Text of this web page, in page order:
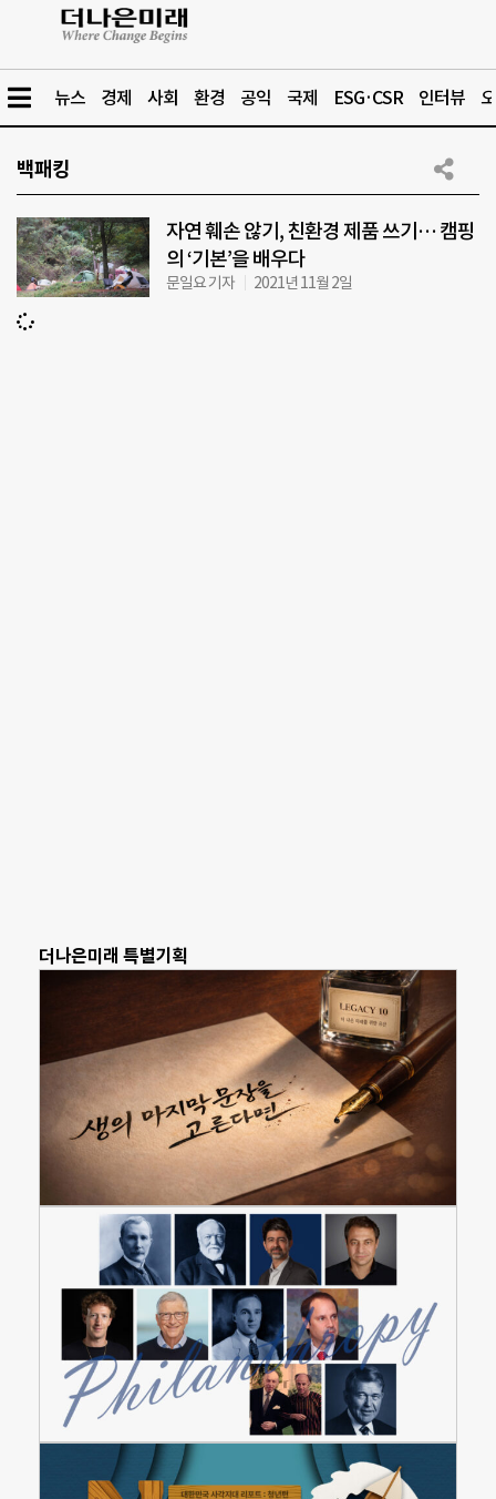
뉴스 경제 사회 환경 공익 국제 ESG·CSR 인터뷰
백패킹
자연 훼손 않기, 친환경 제품 쓰기… 캠핑
의 ‘기본’을 배우다
문일요 기자 2021년 11월 2일
더나은미래 특별기획